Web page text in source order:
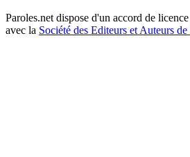
Paroles.net dispose d'un accord de
avec la Société des Editeurs et Auteurs